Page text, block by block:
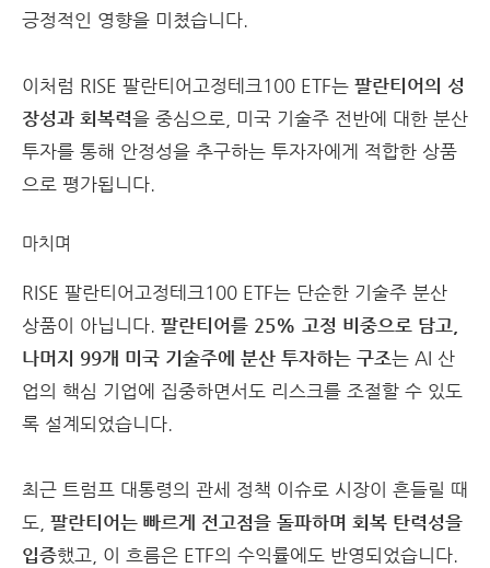
긍정적인 영향을 미쳤습니다.
이처럼 RISE 팔란티어고정테크100 ETF는 팔란티어의 성
장성과 회복력을 중심으로, 미국 기술주 전반에 대한 분산
투자를 통해 안정성을 추구하는 투자자에게 적합한 상품
으로 평가됩니다.
마치며
RISE 팔란티어고정테크100 ETF는 단순한 기술주 분산
상품이 아닙니다. 팔란티어를 25% 고정 비중으로 담고,
나머지 99개 미국 기술주에 분산 투자하는 구조는 AI 산
업의 핵심 기업에 집중하면서도 리스크를 조절할 수 있도
록 설계되었습니다.
최근 트럼프 대통령의 관세 정책 이슈로 시장이 흔들릴 때
도, 팔란티어는 빠르게 전고점을 돌파하며 회복 탄력성을
입증했고, 이 흐름은 ETF의 수익률에도 반영되었습니다.